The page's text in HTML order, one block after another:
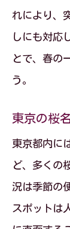
桜
さ
東
追
桜
集
れにより、
しにも対応
とで、春の
う。
東京の桜
東京都内に
ど、多くの
況は季節の
スポットは